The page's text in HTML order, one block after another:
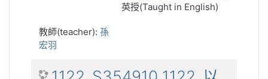
英授(Taught in English)
教師(teacher): 孫
宏羽